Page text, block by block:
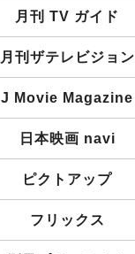
月刊 TV ガイド
月刊ザテレビジョン
J Movie Magazine
日本映画 navi
ピクトアップ
フリックス